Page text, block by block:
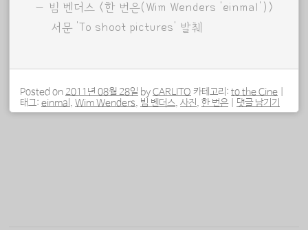
빔 벤더스 <한 번은(Wim Wenders ‘einmal’)>
서문 ‘To shoot pictures’ 발췌
Posted on 2011년 08월 28일 byCARLITO 카테고리: to the Cine
태그: einmal , Wim Wenders, 빔 벤더스, 사진, 한 번은 댓글 남기기